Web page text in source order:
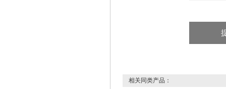
相关同类产品：